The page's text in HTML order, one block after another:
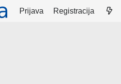
Prijava Registracija